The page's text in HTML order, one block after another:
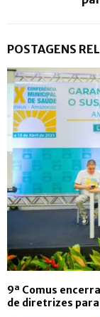
POSTAGENS
9ª Comus
de diretrizes para